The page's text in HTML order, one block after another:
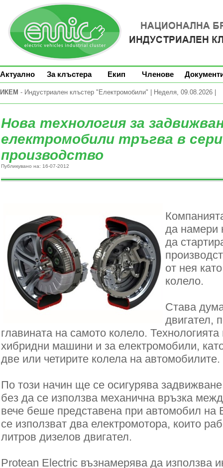
Актуално За клъстера Екип Членове
ИКЕМ - Индустриален клъстер "Електромобили" | Неделя, 09.08.2026 |
Нова технология за
електромобили тръгва в
производство
Публикувано на: 16-07-2012
да намери
да
от нея
колело.
Става
двигател,
главината на самото колело.
хибридни машини и за електромобили,
две или четирите колела на автомобилите.
По този начин ще се осигурява
без да се използва механична връзка
вече беше представена при автомобил на
се използват два електромотора, които
литров дизелов двигател.
Protean Electric възнамерява да използва